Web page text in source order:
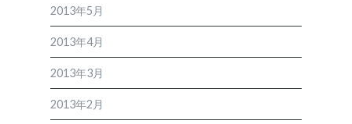
2013年5月
2013年4月
2013年3月
2013年2月